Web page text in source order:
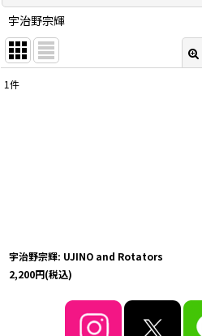
宇治野宗輝
1件
宇治野宗輝: UJINO and Rotators
2,200円(税込)